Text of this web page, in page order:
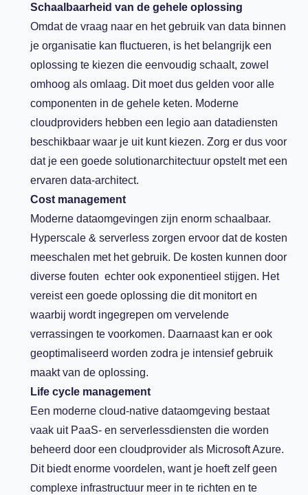
Schaalbaarheid van de gehele oplossing
Omdat de vraag naar en het gebruik van data binnen
je organisatie kan fluctueren, is het belangrijk een
oplossing te kiezen die eenvoudig schaalt, zowel
omhoog als omlaag. Dit moet dus gelden voor alle
componenten in de gehele keten. Moderne
cloudproviders hebben een legio aan datadiensten
beschikbaar waar je uit kunt kiezen. Zorg er dus voor
dat je een goede solutionarchitectuur opstelt met een
ervaren data-architect.
Cost management
Moderne dataomgevingen zijn enorm schaalbaar.
Hyperscale & serverless zorgen ervoor dat de kosten
meeschalen met het gebruik. De kosten kunnen door
diverse fouten echter ook exponentieel stijgen. Het
vereist een goede oplossing die dit monitort en
waarbij wordt ingegrepen om vervelende
verrassingen te voorkomen. Daarnaast kan er ook
geoptimaliseerd worden zodra je intensief gebruik
maakt van de oplossing.
Life cycle management
Een moderne cloud-native dataomgeving bestaat
vaak uit PaaS- en serverlessdiensten die worden
beheerd door een cloudprovider als Microsoft Azure.
Dit biedt enorme voordelen, want je hoeft zelf geen
complexe infrastructuur meer in te richten en te